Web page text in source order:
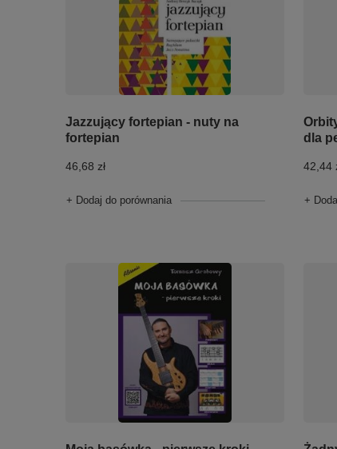
Jazzujący fortepian - nuty na
fortepian
46,68 zł
+ Dodaj do porównania
dla
42,44
+